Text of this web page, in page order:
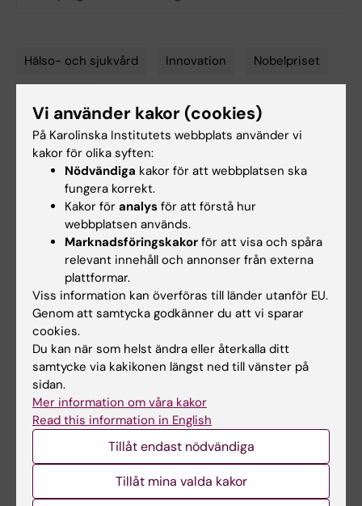
Hälso- och sjukvård Innovation Nobelpriset
Uppdaterad av:
KI Kommunikati…
2026-04-22
Innehållsgranskare:
Therése Husén
Relaterade artiklar
29 jun 2026 23 jun 2026
Vi använder kakor (cookies)
På Karolinska Institutets webbplats använder vi
kakor för olika syften:
Nödvändiga kakor för att webbplatsen ska
fungera korrekt.
Kakor för analys för att förstå hur
webbplatsen används.
Marknadsföringskakor för att visa och spåra
relevant innehåll och annonser från externa
plattformar.
Viss information kan överföras till länder utanför EU.
Genom att samtycka godkänner du att vi sparar
cookies.
Du kan när som helst ändra eller återkalla ditt
samtycke via kakikonen längst ned till vänster på
sidan.
Mer information om våra kakor
Read this information in English
Tillåt endast nödvändiga
Tillåt mina valda kakor